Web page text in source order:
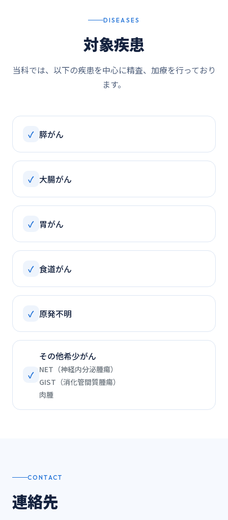
DISEASES
対象疾患
当科では、以下の疾患を中心に精査、加療を行っており
ます。
✓ 膵がん
✓ 大腸がん
✓ 胃がん
✓ 食道がん
✓ 原発不明
✓
その他希少がん
NET（神経内分泌腫瘍）
GIST（消化管間質腫瘍）
肉腫
CONTACT
連絡先